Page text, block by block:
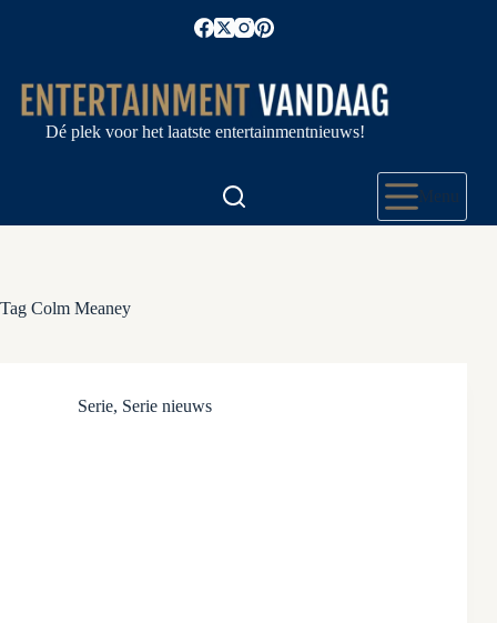
Dé plek voor het laatste entertainmentnieuws!
Menu
Tag Colm Meaney
Serie, Serie nieuws